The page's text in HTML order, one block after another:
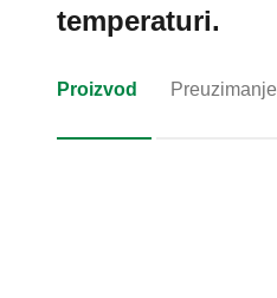
temperaturi.
Proizvod Preuzimanje